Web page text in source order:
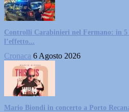
Controlli Carabinieri nel Fermano: in 5
l’effetto...
Cronaca 6 Agosto 2026
Mario Biondi in concerto a Porto